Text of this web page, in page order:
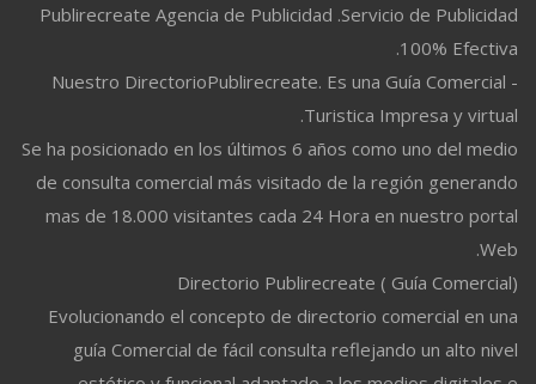
Publirecreate Agencia de Publicidad .Servicio de Publicidad
100% Efectiva.
Nuestro DirectorioPublirecreate. Es una Guía Comercial -
Turistica Impresa y virtual.
Se ha posicionado en los últimos 6 años como uno del medio
de consulta comercial más visitado de la región generando
mas de 18.000 visitantes cada 24 Hora en nuestro portal
Web.
Directorio Publirecreate ( Guía Comercial)
Evolucionando el concepto de directorio comercial en una
guía Comercial de fácil consulta reflejando un alto nivel